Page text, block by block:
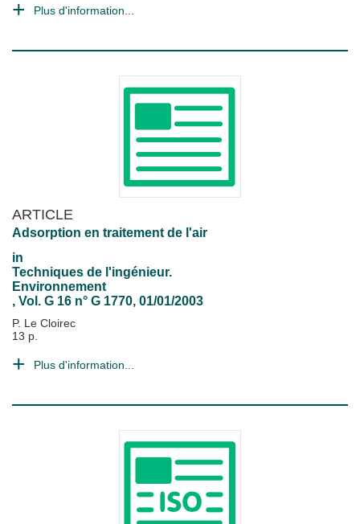
Plus d'information...
ARTICLE
Adsorption en traitement de l'air
in
Techniques de l'ingénieur.
Environnement
, Vol. G 16 n° G 1770, 01/01/2003
P. Le Cloirec
13 p.
Plus d'information...